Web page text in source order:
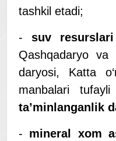
tashkil etadi;
-suv resurslari
Qashqadaryo va
daryosi, Katta
manbalari
taʼminlanganlik
- mineral xom